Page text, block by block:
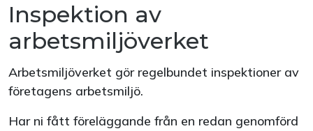
Inspektion av
arbetsmiljöverket
Arbetsmiljöverket gör regelbundet inspektioner av
företagens arbetsmiljö.
Har ni fått föreläggande från en redan genomförd